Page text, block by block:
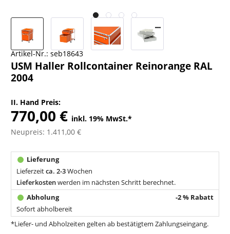
Artikel-Nr.: seb18643
USM Haller Rollcontainer Reinorange RAL
2004
II. Hand Preis:
770,00 € inkl. 19% MwSt.*
Neupreis: 1.411,00 €
Lieferzeitca. 2-3Wochen
Lieferkostenwerden im nächsten Schritt berechnet.
-2 % Rabatt
Sofort abholbereit
*Liefer- und Abholzeiten gelten ab bestätigtem Zahlungseingang.